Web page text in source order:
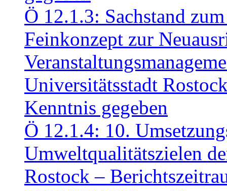
Ö 12.1.3: Sachstand
Feinkonzept zur
Universitätsstadt
Kenntnis gegeben
Ö 12.1.4: 10.
Umweltqualitätszielen
Rostock –